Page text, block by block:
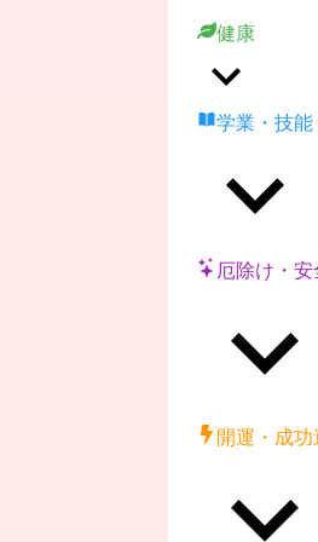
健康
学業・技能
厄除け・安
開運・成功